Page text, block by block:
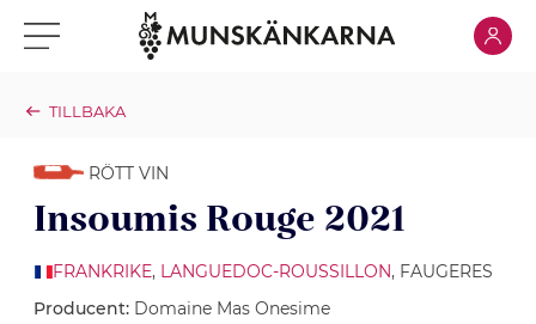
Klicka för meny Klicka
TILLBAKA
RÖTT VIN
Insoumis Rouge 2021
FRANKRIKE, LANGUEDOC-ROUSSILLON, FAUGERES
Producent: Domaine Mas Onesime